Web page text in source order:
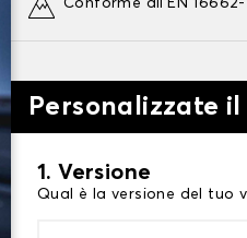
Conforme all'EN 16662-
Personalizzate
1. Versione
Qual è la versione del tuo